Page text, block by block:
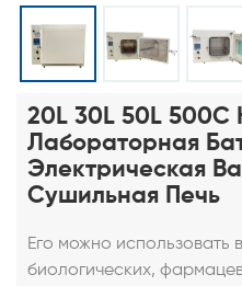
20L 30L 50L 500C
Лабораторная
Электрическая
Сушильная Печь
Его можно использовать
биологических,